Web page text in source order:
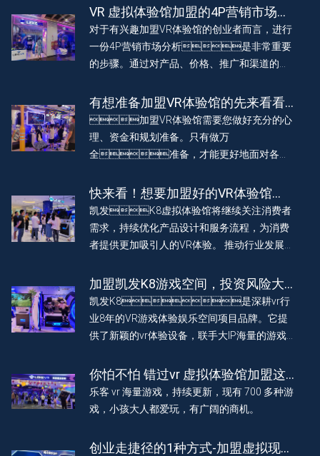
源于每一位客户的信任和支持。因此，我们保
持开放、透明的态度，与客户共同成长，共同
迎接VR科技带来的美好红利。
VR 虚拟体验馆加盟的4P营销市场分
析
对于有兴趣加盟VR体验馆的创业者而言，进行
一份4P营销市场分析是非常重要
的步骤。通过对产品、价格、推广和渠道的考
定出有效的营销策略与可行的项目规划。
有想准备加盟VR体验馆的先来看看
这三点
加盟VR体验馆需要您做好充分的心
理、资金和规划准备。只有做万
全准备，才能更好地面对各种
题，欢迎咨询，我们将竭诚为您服务。
快来看！想要加盟好的VR体验馆
吗？这个加盟机构可靠又赚钱！
凯发K8虚拟体验馆将继续关注消费者
需求，持续优化产品设计和服务流程，为消费
者提供更加吸引人的VR体验。 推动行业发展，
验。为加盟投资者创造利润，2023 年底预计店
铺突破 1000 家，做一个vr行业伟大的公司。
加盟凯发K8游戏空间，投资风险大
不大？一文看懂！
凯发K8是深耕vr行
业8年的VR游戏体验娱乐空间项目品牌。它提
供了新颖的vr体验设备，联手大IP海量的游戏
带来有趣沉浸体验。助力加盟 vr 体验馆门店实
现持续长效盈利。
你怕不怕 错过vr 虚拟体验馆加盟这
波热潮
乐客 vr 海量游戏，持续更新，现有 700 多种游
戏，小孩大人都爱玩，有广阔的商机。
创业走捷径的1种方式-加盟虚拟现实